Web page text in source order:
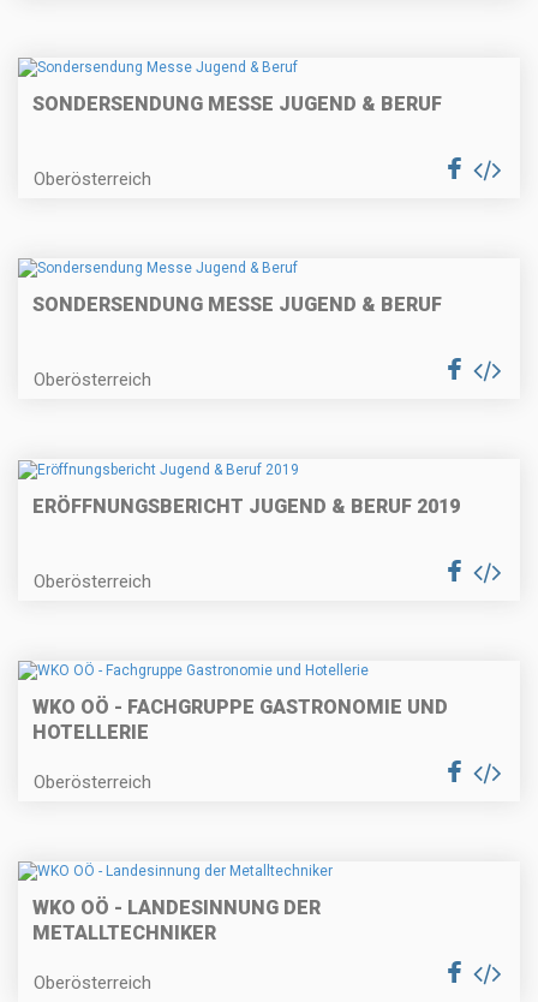
SONDERSENDUNG MESSE JUGEND & BERUF
Oberösterreich
SONDERSENDUNG MESSE JUGEND & BERUF
Oberösterreich
ERÖFFNUNGSBERICHT JUGEND & BERUF 2019
Oberösterreich
WKO OÖ - FACHGRUPPE GASTRONOMIE UND
HOTELLERIE
Oberösterreich
WKO OÖ - LANDESINNUNG DER
METALLTECHNIKER
Oberösterreich